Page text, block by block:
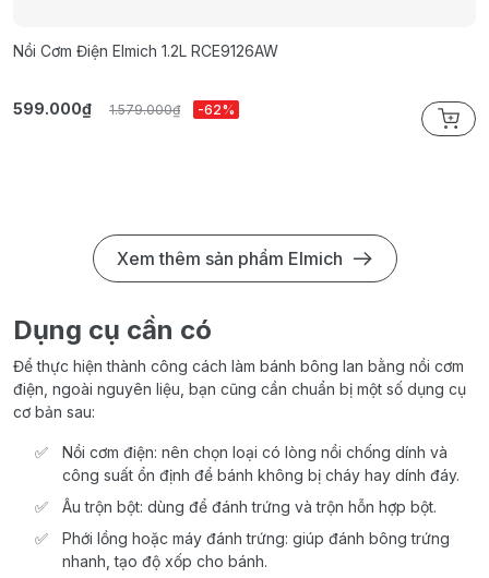
Nồi Cơm Điện Elmich 1.2L RCE9126AW
599.000₫ 1.579.000₫ -62%
Xem thêm sản phẩm Elmich
Dụng cụ cần có
Để thực hiện thành công cách làm bánh bông lan bằng nồi cơm
điện, ngoài nguyên liệu, bạn cũng cần chuẩn bị một số dụng cụ
cơ bản sau:
Nồi cơm điện: nên chọn loại có lòng nồi chống dính và
công suất ổn định để bánh không bị cháy hay dính đáy.
Âu trộn bột: dùng để đánh trứng và trộn hỗn hợp bột.
Phới lồng hoặc máy đánh trứng: giúp đánh bông trứng
nhanh, tạo độ xốp cho bánh.